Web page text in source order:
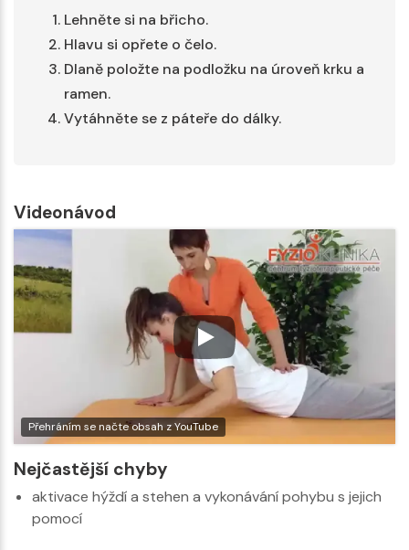
Lehněte si na břicho.
Hlavu si opřete o čelo.
Dlaně položte na podložku na úroveň krku a
ramen.
Vytáhněte se z páteře do dálky.
Videonávod
Přehráním se načte obsah z YouTube
Nejčastější chyby
aktivace hýždí a stehen a vykonávání pohybu s jejich
pomocí